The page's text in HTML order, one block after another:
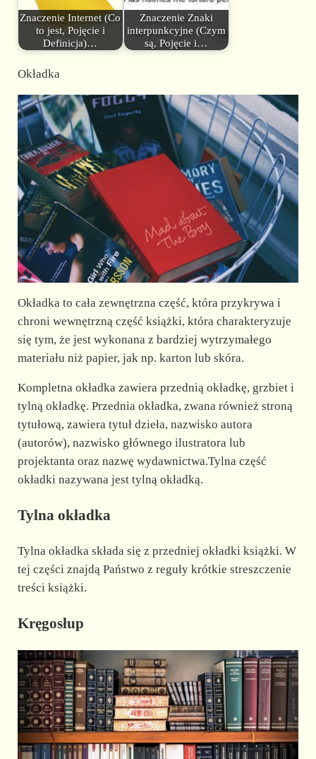
Znaczenie Internet (Co
to jest, Pojęcie i
Definicja)…
Znaczenie Znaki
interpunkcyjne (Czym
są, Pojęcie i…
Okładka
Okładka to cała zewnętrzna część, która przykrywa i
chroni wewnętrzną część książki, która charakteryzuje
się tym, że jest wykonana z bardziej wytrzymałego
materiału niż papier, jak np. karton lub skóra.
Kompletna okładka zawiera przednią okładkę, grzbiet i
tylną okładkę. Przednia okładka, zwana również stroną
tytułową, zawiera tytuł dzieła, nazwisko autora
(autorów), nazwisko głównego ilustratora lub
projektanta oraz nazwę wydawnictwa.Tylna część
okładki nazywana jest tylną okładką.
Tylna okładka
Tylna okładka składa się z przedniej okładki książki. W
tej części znajdą Państwo z reguły krótkie streszczenie
treści książki.
Kręgosłup